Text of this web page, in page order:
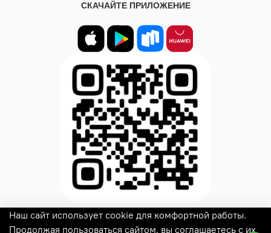
СКАЧАЙТЕ ПРИЛОЖЕНИЕ
© 2025 Все права защищены
Наш сайт использует cookie для комфортной работы.
Продолжая пользоваться сайтом, вы соглашаетесь с их